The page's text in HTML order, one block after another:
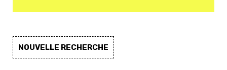
NOUVELLE RECHERCHE